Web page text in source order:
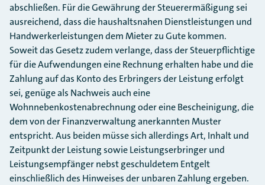
abschließen. Für die Gewährung der Steuerermäßigung sei
ausreichend, dass die haushaltsnahen Dienstleistungen und
Handwerkerleistungen dem Mieter zu Gute kommen.
Soweit das Gesetz zudem verlange, dass der Steuerpflichtige
für die Aufwendungen eine Rechnung erhalten habe und die
Zahlung auf das Konto des Erbringers der Leistung erfolgt
sei, genüge als Nachweis auch eine
Wohnnebenkostenabrechnung oder eine Bescheinigung, die
dem von der Finanzverwaltung anerkannten Muster
entspricht. Aus beiden müsse sich allerdings Art, Inhalt und
Zeitpunkt der Leistung sowie Leistungserbringer und
Leistungsempfänger nebst geschuldetem Entgelt
einschließlich des Hinweises der unbaren Zahlung ergeben.